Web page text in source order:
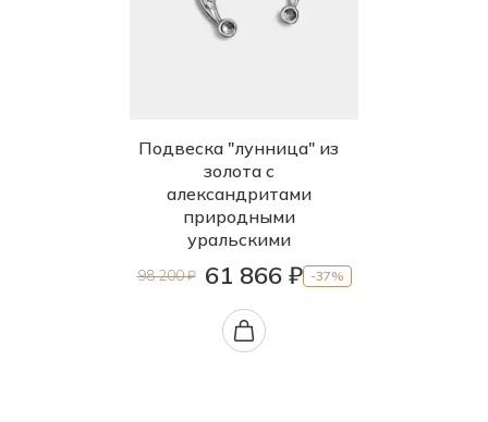
Подвеска "лунница" из
золота с
александритами
природными
уральскими
98 200 ₽ 61 866 ₽ -37%